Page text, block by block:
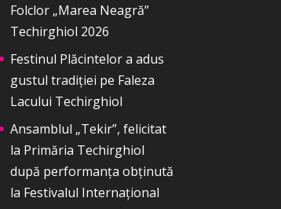
Folclor „Marea Neagră”
Techirghiol 2026
Festinul Plăcintelor a adus
gustul tradiției pe Faleza
Lacului Techirghiol
Ansamblul „Tekir”, felicitat
la Primăria Techirghiol
după performanța obținută
la Festivalul Internațional